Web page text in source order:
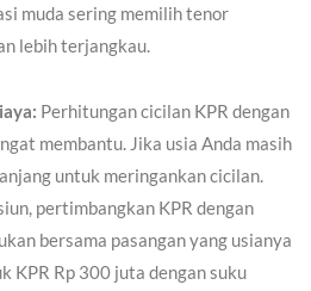
muda sering memilih tenor
lebih terjangkau.
Perhitungan cicilan KPR dengan
membantu. Jika usia Anda masih
untuk meringankan cicilan.
pertimbangkan KPR dengan
bersama pasangan yang usianya
KPR Rp 300 juta dengan suku